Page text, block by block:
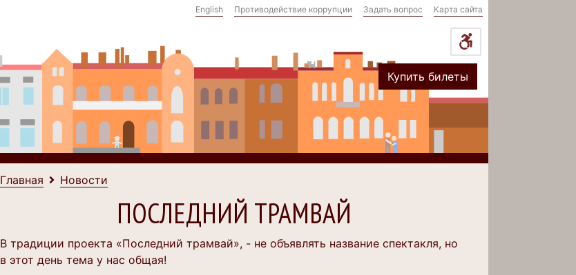
Купить билеты
English Противодействие коррупции Задать вопрос Карта сайта
Главная Новости
ПОСЛЕДНИЙ ТРАМВАЙ
В традиции проекта «Последний трамвай», - не объявлять название спектакля, но
в этот день тема у нас общая!